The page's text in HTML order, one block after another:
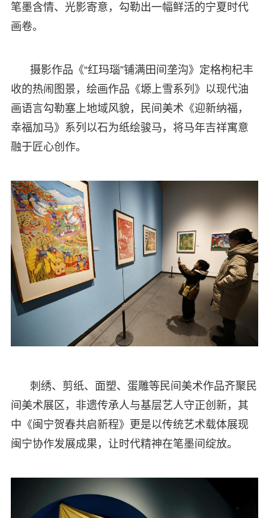
笔墨含情、光影寄意，勾勒出一幅鲜活的宁夏时代
画卷。
摄影作品《“红玛瑙”铺满田间垄沟》定格枸杞丰
收的热闹图景，绘画作品《塬上雪系列》以现代油
画语言勾勒塞上地域风貌，民间美术《迎新纳福，
幸福加马》系列以石为纸绘骏马，将马年吉祥寓意
融于匠心创作。
刺绣、剪纸、面塑、蛋雕等民间美术作品齐聚民
间美术展区，非遗传承人与基层艺人守正创新，其
中《闽宁贺春共启新程》更是以传统艺术载体展现
闽宁协作发展成果，让时代精神在笔墨间绽放。